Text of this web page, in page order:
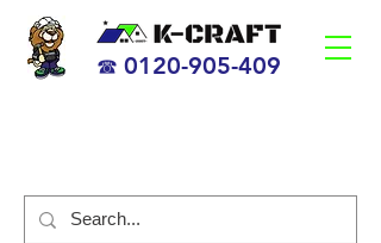
☎ 0120-905-409